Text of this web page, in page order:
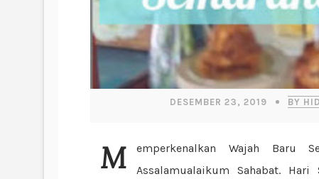
DESEMBER 23, 2019 BY
Memperkenalkan Wajah Baru Semarang Roru Cake dan Roru Gulung Abon
Assalamualaikum Sahabat.